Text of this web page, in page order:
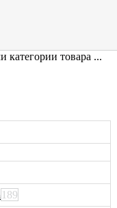
категории товара ...
189